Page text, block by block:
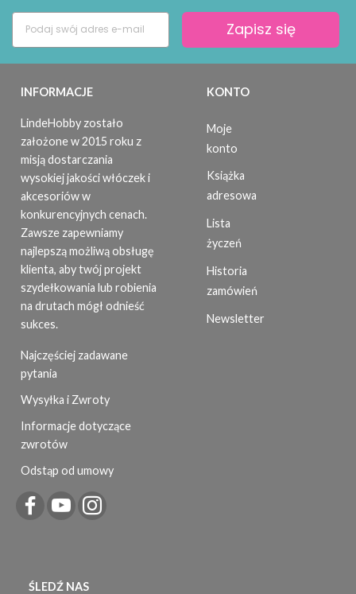
Zapisz się
INFORMACJE
LindeHobby zostało
założone w 2015 roku z
misją dostarczania
wysokiej jakości włóczek i
akcesoriów w
konkurencyjnych cenach.
Zawsze zapewniamy
najlepszą możliwą obsługę
klienta, aby twój projekt
szydełkowania lub robienia
na drutach mógł odnieść
sukces.
Najczęściej zadawane
pytania
Wysyłka i Zwroty
Informacje dotyczące
zwrotów
Odstąp od umowy
KONTO
Moje
konto
Książka
adresowa
Lista
życzeń
Historia
zamówień
Newsletter
ŚLEDŹ NAS